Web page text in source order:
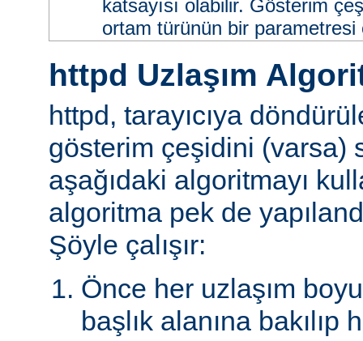
katsayısı olabilir. Gösterim
ortam türünün bir parametresi
httpd Uzlaşım
httpd, tarayıcıya
gösterim çeşidini (varsa)
aşağıdaki algoritmayı
algoritma pek de
Şöyle çalışır:
Önce her uzlaşım
başlık alanına